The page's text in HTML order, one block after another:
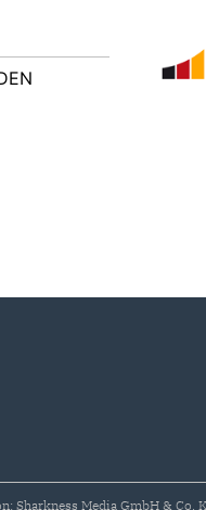
Sharkness Media GmbH & Co.